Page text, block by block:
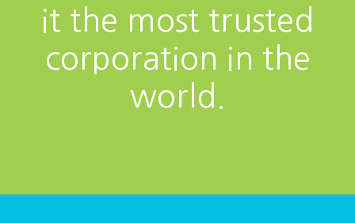
it the most trusted
corporation in the
world.